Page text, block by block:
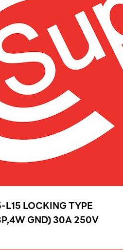
LOCKING TYPE
GND) 30A 250V